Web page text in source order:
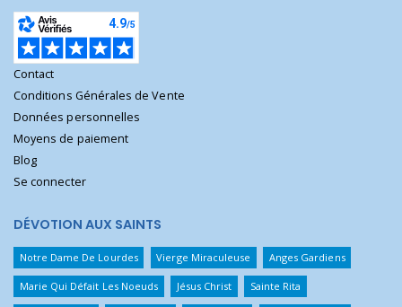
Contact
Conditions Générales de Vente
Données personnelles
Moyens de paiement
Blog
Se connecter
DÉVOTION AUX SAINTS
Notre Dame De Lourdes Vierge Miraculeuse Anges Gardiens
Marie Qui Défait Les Noeuds Jésus Christ Sainte Rita